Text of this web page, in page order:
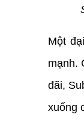
Một
mạnh.
đãi,
xuống